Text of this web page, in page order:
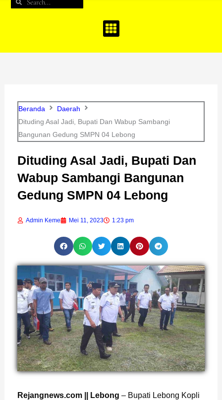
Beranda
Daerah
Dituding Asal Jadi, Bupati Dan Wabup Sambangi
Bangunan Gedung SMPN 04 Lebong
Dituding Asal Jadi, Bupati Dan
Wabup Sambangi Bangunan
Gedung SMPN 04 Lebong
Admin Keme Mei 11, 2023 1:23 pm
Rejangnews.com || Lebong – Bupati Lebong Kopli
Page
, Page
, Page